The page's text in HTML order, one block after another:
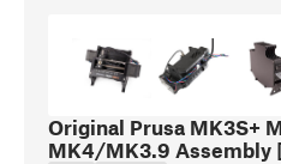
Original Prusa MK3S+
MK4/MK3.9 Assembly [